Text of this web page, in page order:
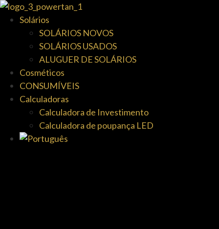
Solários
SOLÁRIOS NOVOS
SOLÁRIOS USADOS
ALUGUER DE SOLÁRIOS
Cosméticos
CONSUMÍVEIS
Calculadoras
Calculadora de Investimento
Calculadora de poupança LED